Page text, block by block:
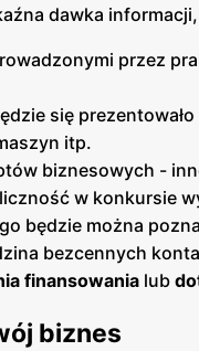
dawka
przez
się
itp.
biznesowych -
w konkursie
będzie można
bezcennych
finansowania lub
biznes